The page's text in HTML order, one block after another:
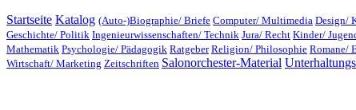
Startseite Katalog (Auto-)Biographie/ Briefe Computer/ Multimedia Design/
Geschichte/ Politik Ingenieurwissenschaften/ Technik Jura/ Recht Kinder/
Mathematik Psychologie/ Pädagogik Ratgeber Religion/ Philosophie Romane/
Wirtschaft/ Marketing Zeitschriften Salonorchester-Material